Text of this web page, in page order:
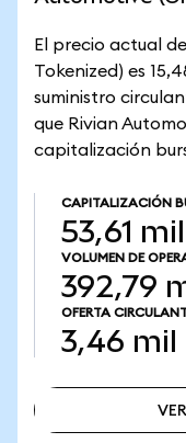
El precio actual
Tokenized) es
suministro
que Rivian
capitalización
CAPITALIZACIÓN
53,61
VOLUMEN DE
392,79
OFERTA
3,46 mil